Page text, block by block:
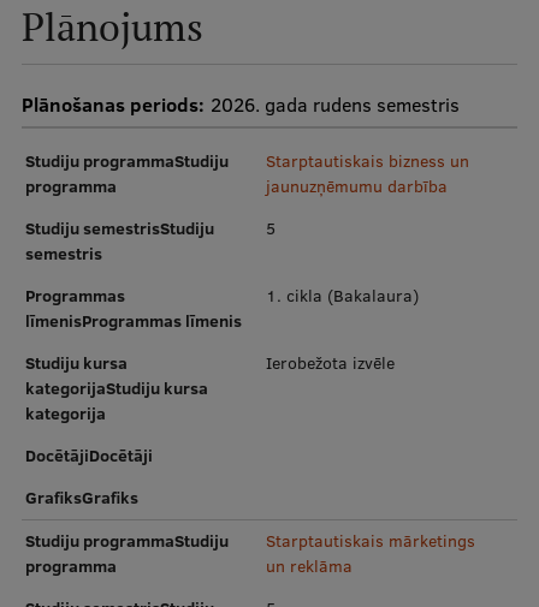
Zinātniskie institūti un laboratorijas
Zinātnes ietekme
Pētniecības platformas
Doktorantūras skola
Pētniecības pakalpojumi
Pētniecības projekti
Zinātnieku brokastis
Vertikāli integrētie projekti
Zinātniskās konferences
Inovāciju centrs
Plānojums
Plānošanas periods: 2026. gada rudens semestris
Studiju programmaStudiju
programma
Starptautiskais bizness un
jaunuzņēmumu darbība
Studiju semestrisStudiju
semestris
5
Programmas
līmenisProgrammas līmenis
1. cikla (Bakalaura)
Studiju kursa
kategorijaStudiju kursa
kategorija
Ierobežota izvēle
DocētājiDocētāji
GrafiksGrafiks
Studiju programmaStudiju
programma
Starptautiskais mārketings
un reklāma